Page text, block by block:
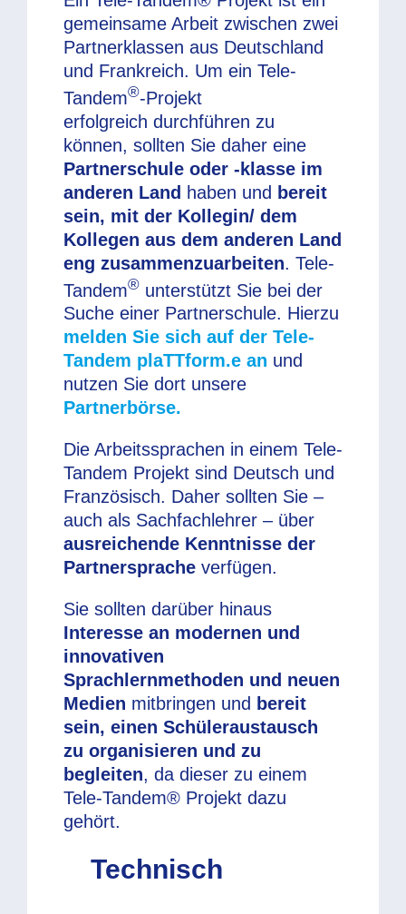
gemeinsame Arbeit zwischen zwei
Partnerklassen aus Deutschland
und Frankreich. Um ein Tele-
Tandem®-Projekt
erfolgreich durchführen zu
können, sollten Sie daher eine
Partnerschule oder -klasse im
anderen Land haben und bereit
sein, mit der Kollegin/ dem
Kollegen aus dem anderen Land
eng zusammenzuarbeiten. Tele-
Tandem® unterstützt Sie bei der
Suche einer Partnerschule. Hierzu
melden Sie sich auf der Tele-
Tandem plaTTform.e an und
nutzen Sie dort unsere
Partnerbörse.
Die Arbeitssprachen in einem Tele-
Tandem Projekt sind Deutsch und
Französisch. Daher sollten Sie –
auch als Sachfachlehrer – über
ausreichende Kenntnisse der
Partnersprache verfügen.
Sie sollten darüber hinaus
Interesse an modernen und
innovativen
Sprachlernmethoden und neuen
Medien mitbringen und bereit
sein, einen Schüleraustausch
zu organisieren und zu
begleiten, da dieser zu einem
Tele-Tandem® Projekt dazu
gehört.
Technisch